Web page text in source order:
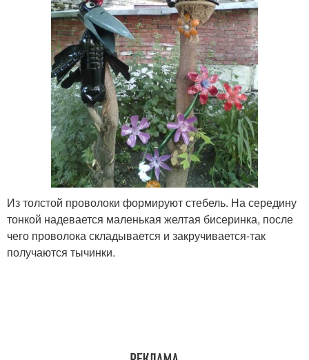
Из толстой проволоки формируют стебель. На середину
тонкой надевается маленькая желтая бисеринка, после
чего проволока складывается и закручивается-так
получаются тычинки.